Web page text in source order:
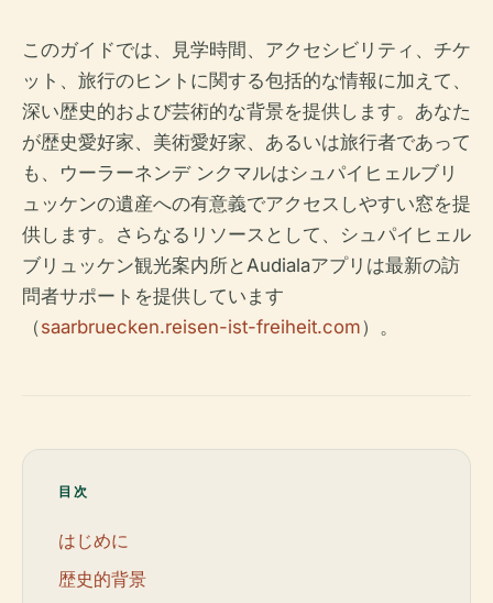
このガイドでは、見学時間、アクセシビリティ、チケ
ット、旅行のヒントに関する包括的な情報に加えて、
深い歴史的および芸術的な背景を提供します。あなた
が歴史愛好家、美術愛好家、あるいは旅行者であって
も、ウーラーネンデ ンクマルはシュパイヒェルブリ
ュッケンの遺産への有意義でアクセスしやすい窓を提
供します。さらなるリソースとして、シュパイヒェル
ブリュッケン観光案内所とAudialaアプリは最新の訪
問者サポートを提供しています
（saarbruecken.reisen-ist-freiheit.com）。
目次
はじめに
歴史的背景